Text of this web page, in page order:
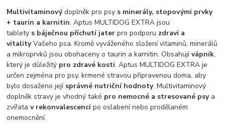
Multivitaminovýdoplněk pro psy s minerály, stopovými prvky
+ taurin a karnitin. Aptus MULTIDOG EXTRA jsou
tablety s báječnou příchutí jaterpro podporu zdraví a
vitalityVašeho psa. Kromě vyváženého složení vitaminů, minerálů
a mikroprvků jsou obohaceny o taurin a karnitin. Obsahujívápník,
který je důležitý pro zdravé kosti. Aptus MULTIDOG EXTRA je
určen zejména pro psy, krmené stravou připravenou doma, aby
bylo dosaženo její správné nutriční hodnoty. Multivitaminový
doplněk stravy je vhodný také pro nemocné a stresované psya
zvířatav rekonvalescenci po oslabení nebo prodělaném
onemocnění.